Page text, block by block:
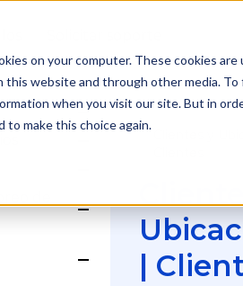
on your computer. These cookies
this website and through other media.
when you visit our site. But in
to make this choice again.
Show submenu for
Show submenu for
Show submenu for
Show submenu for
|